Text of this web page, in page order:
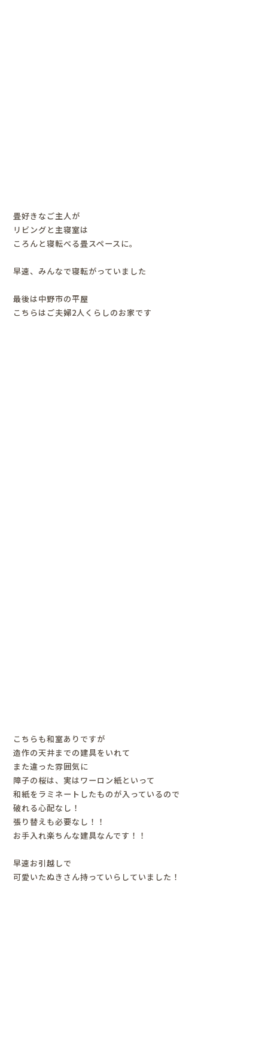
畳好きなご主人が
リビングと主寝室は
ころんと寝転べる畳スペースに。
早速、みんなで寝転がっていました
最後は中野市の平屋
こちらはご夫婦2人くらしのお家です
こちらも和室ありですが
造作の天井までの建具をいれて
また違った雰囲気に
障子の桜は、実はワーロン紙といって
和紙をラミネートしたものが入っているので
破れる心配なし！
張り替えも必要なし！！
お手入れ楽ちんな建具なんです！！
早速お引越しで
可愛いたぬきさん持っていらしていました！